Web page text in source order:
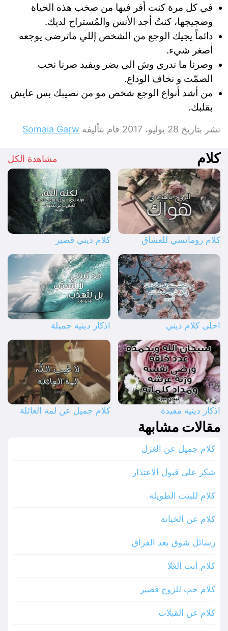
في كل مرة كنت أفر فيها من صخب هذه الحياة
وضجيجها، كنتُ أجد الأنس والمُستراح لديك.
دائماً يجيك الوجع من الشخص إللي ماترضى يوجعه
أصغر شيء.
وصرنا ما ندري وش الي يضر ويفيد صرنا نحب
الصمّت و نخاف الوداع.
من أشد أنواع الوجع شخص مو من نصيبك بس عايش
بقلبك.
نشر بتاريخ 28 يوليو، 2017 قام بتأليفه Somaia Garw
كلام مشاهدة الكل
كلام رومانسي للعشاق كلام ديني قصير
احلى كلام ديني اذكار دينية جميلة
اذكار دينية مفيدة كلام جميل عن لمة العائلة
مقالات مشابهة
كلام جميل عن الغزل
شكر على قبول الاعتذار
كلام للبنت الطويلة
كلام عن الخيانة
رسائل شوق بعد الفراق
كلام انت الغلا
كلام حب للزوج قصير
كلام عن القبلات